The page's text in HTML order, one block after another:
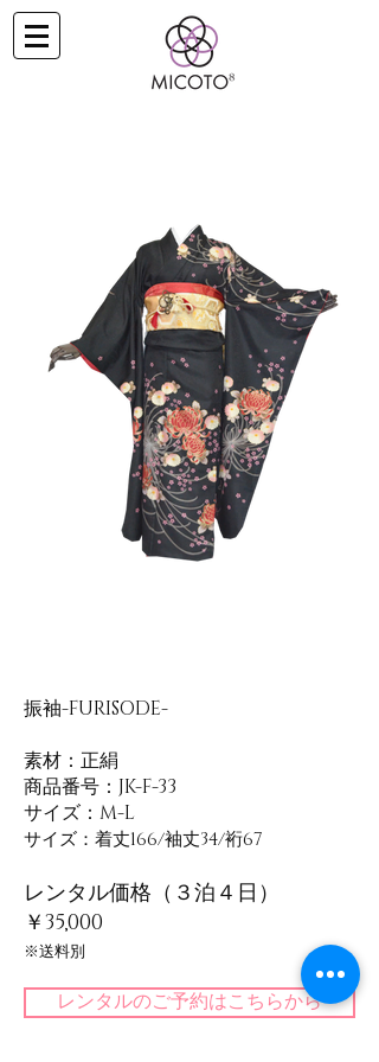
振袖-FURISODE-
素材：正絹
​商品番号：JK-F-33
サイズ：M-L
サイズ：着丈166/袖丈34/裄67
レンタル価格（３泊４日）
￥35,000
​※送料別
レンタルのご予約はこちらから